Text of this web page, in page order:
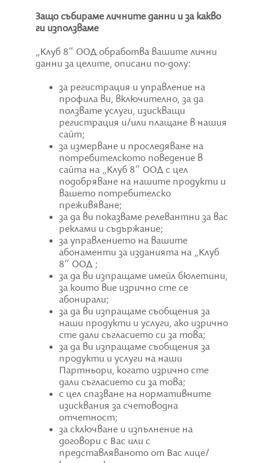
Защо събираме личните данни и за какво
ги използваме
„Клуб 8“ ООД обработва вашите лични
данни за целите, описани по-долу:
за регистрация и управление на
профила ви, включително, за да
ползвате услуги, изискващи
регистрация и/или плащане в нашия
сайт;
за измерване и проследяване на
потребителското поведение в
сайта на „Клуб 8“ ООД с цел
подобряване на нашите продукти и
вашето потребителско
преживяване;
за да ви показваме релевантни за вас
реклами и съдържание;
за управлението на вашите
абонаменти за изданията на „Клуб
8“ ООД ;
за да ви изпращаме имейл бюлетини,
за които вие изрично сте се
абонирали;
за да ви изпращаме съобщения за
наши продукти и услуги, ако изрично
сте дали съгласието си за това;
за да ви изпращаме съобщения за
продукти и услуги на наши
Партньори, когато изрично сте
дали съгласието си за това;
с цел спазване на нормативните
изисквания за счетоводна
отчетност;
за сключване и изпълнение на
договори с Вас или с
представляваното от Вас лице/